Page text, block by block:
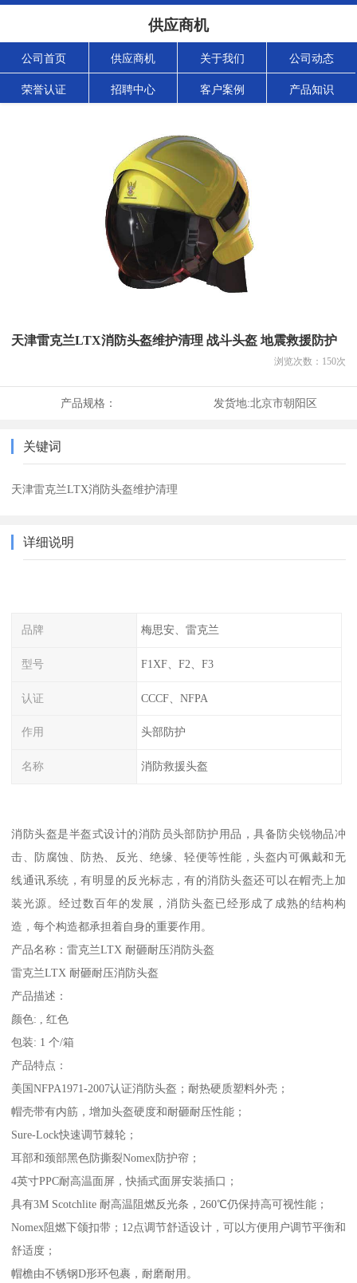
供应商机
公司首页 供应商机 关于我们 公司动态
荣誉认证 招聘中心 客户案例 产品知识
天津雷克兰LTX消防头盔维护清理 战斗头盔 地震救援防护
浏览次数： 150次
产品规格： 发货地:北京市朝阳区
关键词
天津雷克兰LTX消防头盔维护清理
详细说明
品牌 梅思安、雷克兰
型号 F1XF、F2、F3
认证 CCCF、NFPA
作用 头部防护
名称 消防救援头盔
消防头盔是半盔式设计的消防员头部防护用品，具备防尖锐物品冲
击、防腐蚀、防热、反光、绝缘、轻便等性能，头盔内可佩戴和无
线通讯系统，有明显的反光标志，有的消防头盔还可以在帽壳上加
装光源。经过数百年的发展，消防头盔已经形成了成熟的结构构
造，每个构造都承担着自身的重要作用。
产品名称：雷克兰LTX 耐砸耐压消防头盔
雷克兰LTX 耐砸耐压消防头盔
产品描述：
颜色: , 红色
包装: 1 个/箱
产品特点：
美国NFPA1971-2007认证消防头盔；耐热硬质塑料外壳；
帽壳带有内筋，增加头盔硬度和耐砸耐压性能；
Sure-Lock快速调节棘轮；
耳部和颈部黑色防撕裂Nomex防护帘；
4英寸PPC耐高温面屏，快插式面屏安装插口；
具有3M Scotchlite 耐高温阻燃反光条，260℃仍保持高可视性能；
Nomex阻燃下颌扣带；12点调节舒适设计，可以方便用户调节平衡和
舒适度；
帽檐由不锈钢D形环包裹，耐磨耐用。